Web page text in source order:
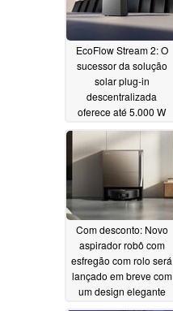
EcoFlow Stream 2: O
sucessor da solução
solar plug-in
descentralizada
oferece até 5.000 W
06/24/2026
Com desconto: Novo
aspirador robô com
esfregão com rolo será
lançado em breve com
um design elegante
06/11/2026